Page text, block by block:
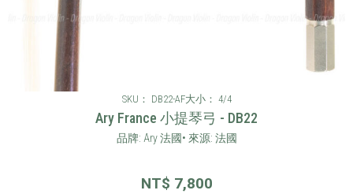
SKU： DB22-AF大小： 4/4
Ary France 小提琴弓 - DB22
品牌: Ary 法國• 來源: 法國
NT$ 7,800